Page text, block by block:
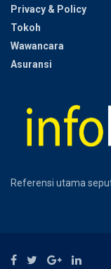
Privacy & Policy
Tokoh
Wawancara
Asuransi
Referensi utama